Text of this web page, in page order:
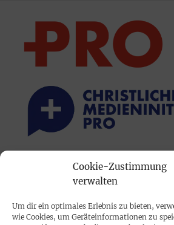
Cookie-Zustimmung
verwalten
Um dir ein optimales Erlebnis zu bieten,
wie Cookies, um Geräteinformationen zu
PRINTAUSGABE
Mediadaten
PROKOMPAKT